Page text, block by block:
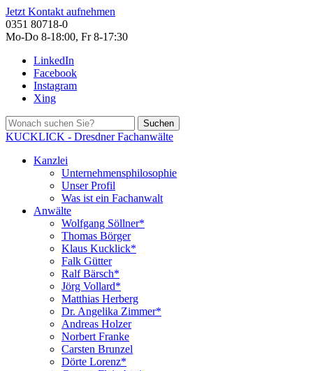
Jetzt Kontakt aufnehmen
0351 80718-0
Mo-Do 8-18:00, Fr 8-17:30
LinkedIn
Facebook
Instagram
Xing
Suchen
KUCKLICK - Dresdner Fachanwälte
Kanzlei
Unternehmensphilosophie
Unser Profil
Was ist ein Fachanwalt
Anwälte
Wolfgang Söllner*
Thomas Börger
Klaus Kucklick*
Falk Gütter
Ralf Bärsch*
Jörg Vollard*
Matthias Herberg
Dr. Angelika Zimmer*
Andreas Holzer
Norbert Franke
Carsten Brunzel
Dörte Lorenz*